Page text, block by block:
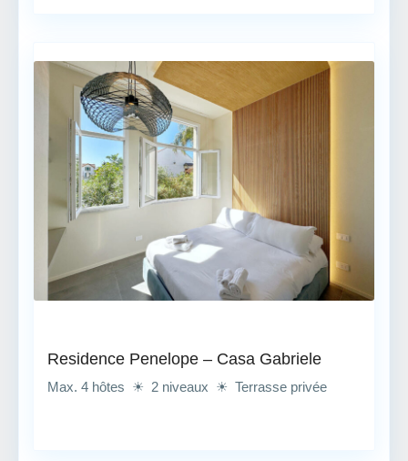
Residence Penelope – Casa Gabriele
Max. 4 hôtes ☀ 2 niveaux ☀ Terrasse privée